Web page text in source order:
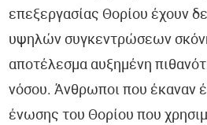
επεξεργασίας Θορίου έχουν
υψηλών συγκεντρώσεων
αποτέλεσμα αυξημένη
νόσου. Άνθρωποι που έκαναν
ένωσης του Θορίου που